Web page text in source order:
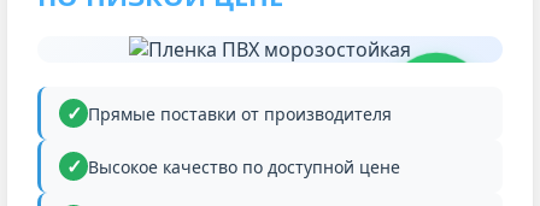
Прямые поставки от производителя
Высокое качество по доступной цене